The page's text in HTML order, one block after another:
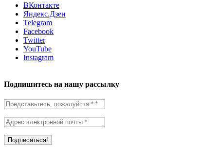
ВКонтакте
Яндекс.Дзен
Telegram
Facebook
Twitter
YouTube
Instagram
Подпишитесь на нашу рассылку